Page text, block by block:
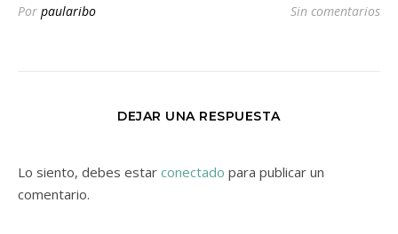
Por paularibo Sin comentarios
DEJAR UNA RESPUESTA
Lo siento, debes estar conectado para publicar un
comentario.